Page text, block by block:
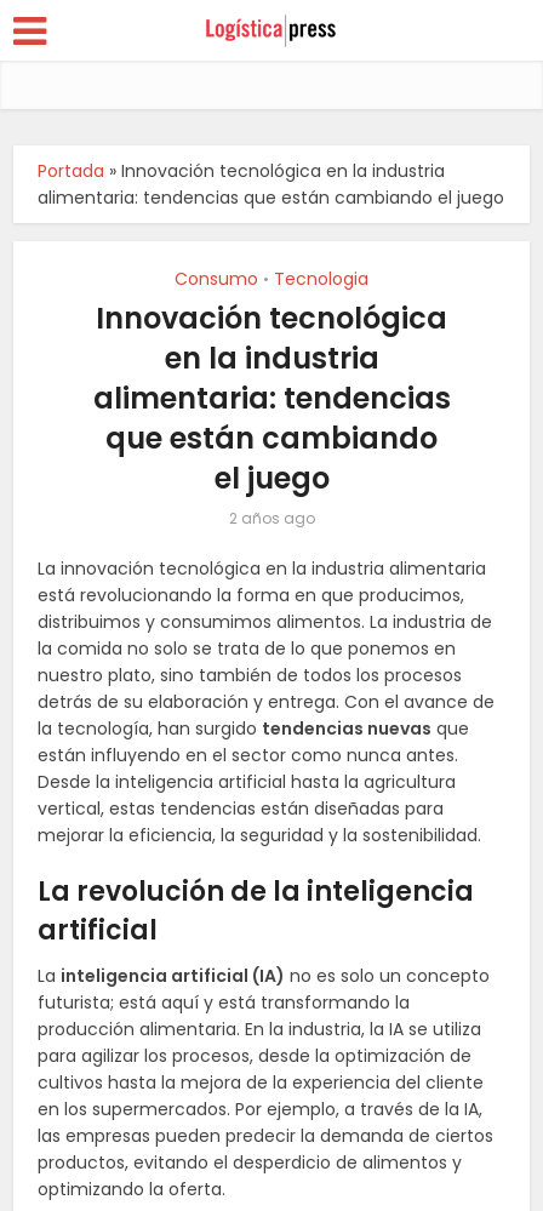
Portada »Innovación tecnológica en la industria
alimentaria: tendencias que están cambiando el juego
Consumo • Tecnologia
Innovación tecnológica
en la industria
alimentaria: tendencias
que están cambiando
el juego
2 años ago
La innovación tecnológica en la industria alimentaria
está revolucionando la forma en que producimos,
distribuimos y consumimos alimentos. La industria de
la comida no solo se trata de lo que ponemos en
nuestro plato, sino también de todos los procesos
detrás de su elaboración y entrega. Con el avance de
la tecnología, han surgido tendencias nuevas que
están influyendo en el sector como nunca antes.
Desde la inteligencia artificial hasta la agricultura
vertical, estas tendencias están diseñadas para
mejorar la eficiencia, la seguridad y la sostenibilidad.
La revolución de la inteligencia
artificial
La inteligencia artificial (IA) no es solo un concepto
futurista; está aquí y está transformando la
producción alimentaria. En la industria, la IA se utiliza
para agilizar los procesos, desde la optimización de
cultivos hasta la mejora de la experiencia del cliente
en los supermercados. Por ejemplo, a través de la IA,
las empresas pueden predecir la demanda de ciertos
productos, evitando el desperdicio de alimentos y
optimizando la oferta.